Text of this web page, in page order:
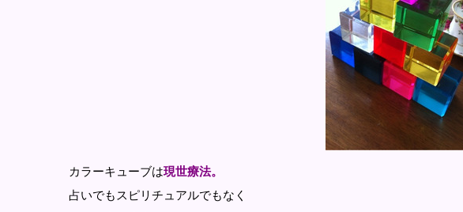
カラーキューブは現世療法。
占いでもスピリチュアルでもなく